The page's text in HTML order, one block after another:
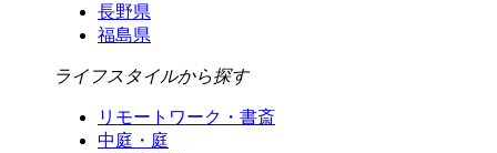
長野県
福島県
ライフスタイルから探す
リモートワーク・書斎
中庭・庭